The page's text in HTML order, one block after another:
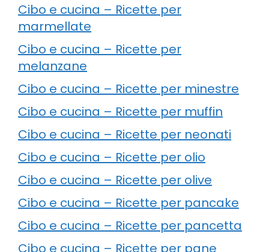
Cibo e cucina – Ricette per
marmellate
Cibo e cucina – Ricette per
melanzane
Cibo e cucina – Ricette per minestre
Cibo e cucina – Ricette per muffin
Cibo e cucina – Ricette per neonati
Cibo e cucina – Ricette per olio
Cibo e cucina – Ricette per olive
Cibo e cucina – Ricette per pancake
Cibo e cucina – Ricette per pancetta
Cibo e cucina – Ricette per pane